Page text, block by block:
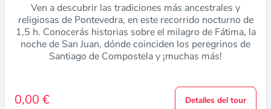
Ven a descubrir las tradiciones más ancestrales y
religiosas de Pontevedra, en este recorrido nocturno de
1,5 h. Conocerás historias sobre el milagro de Fátima, la
noche de San Juan, dónde coinciden los peregrinos de
Santiago de Compostela y ¡muchas más!
0,00 € Detalles del tour